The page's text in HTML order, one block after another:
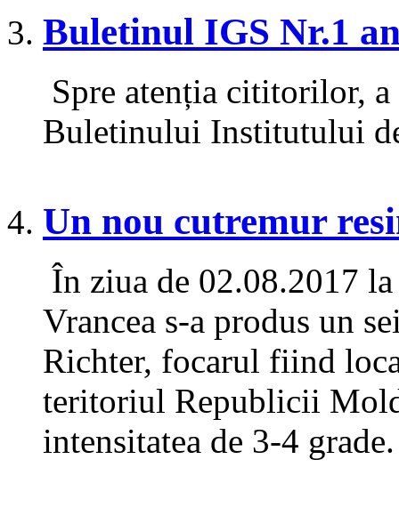
Buletinul IGS Nr.1
Spre atenția cititorilor,
Buletinului Institutului
Un nou cutremur
În ziua de 02.08.2017
Vrancea s-a produs un
Richter, focarul fiind
teritoriul Republicii
intensitatea de 3-4 grade.